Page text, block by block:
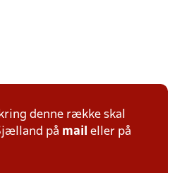
denne række skal
på mail eller på